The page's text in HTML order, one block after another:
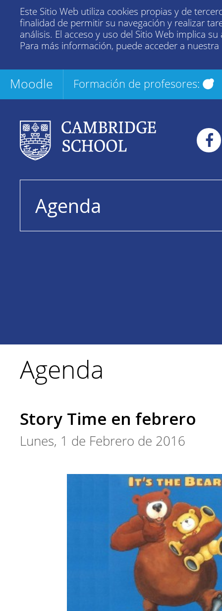
Este Sitio Web utiliza cookies propias y de
finalidad de permitir su navegación y realizar
análisis. El acceso y uso del Sitio Web implica su
Para más información, puede acceder a nuestra
Moodle Formación de profesores:
Agenda
Agenda
Story Time en febrero
Lunes, 1 de Febrero de 2016